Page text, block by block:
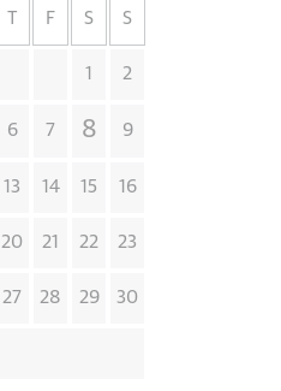
F S S
1 2
6 7 8 9
13 14 15 16
20 21 22 23
27 28 29 30